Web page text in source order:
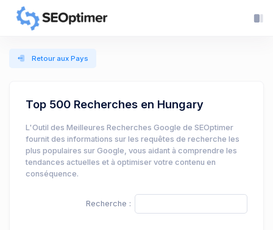
Retour aux Pays
Top 500 Recherches en Hungary
L'Outil des Meilleures Recherches Google de SEOptimer
fournit des informations sur les requêtes de recherche les
plus populaires sur Google, vous aidant à comprendre les
tendances actuelles et à optimiser votre contenu en
conséquence.
Recherche :